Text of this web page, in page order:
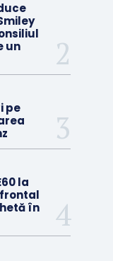
un
pe
la
în